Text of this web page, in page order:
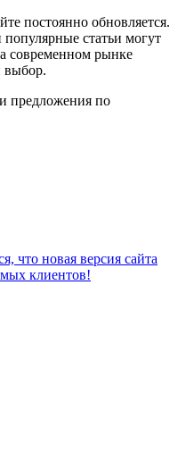
постоянно обновляется.
статьи могут
современном рынке
выбор.
предложения по
что новая версия сайта
клиентов!